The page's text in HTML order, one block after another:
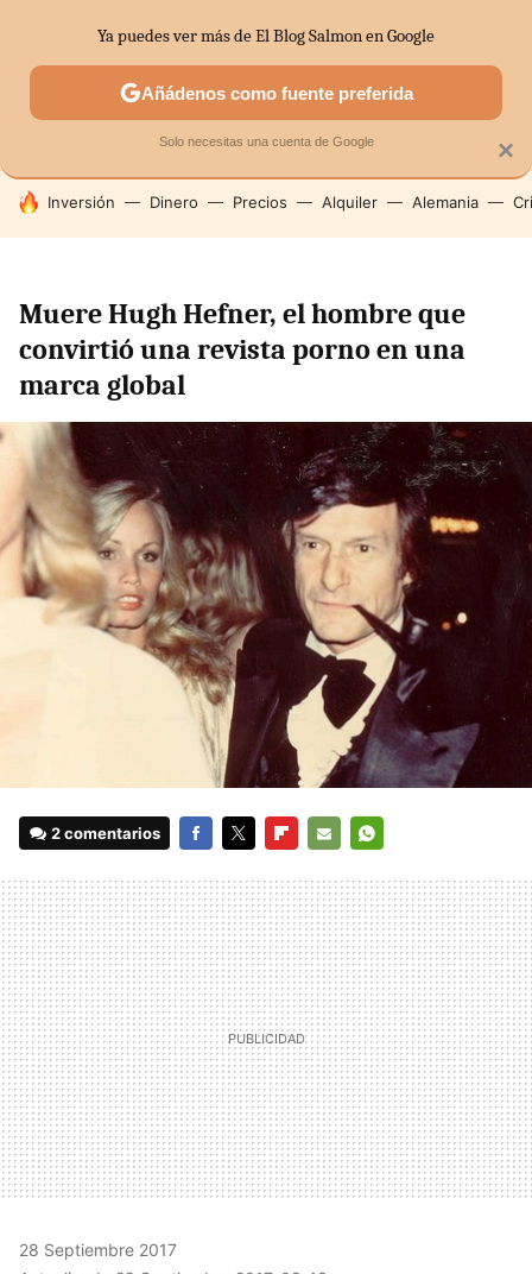
SECTORES ECONOMÍA DOMÉSTICA MERCADOS
HOY SE HABLA DE
Inversión Dinero Precios Alquiler Alemania
Muere Hugh Hefner, el hombre que
convirtió una revista porno en una
marca global
2 comentarios
MAIL
28 Septiembre 2017
×
Ya puedes ver más de El Blog Salmon en Google
Añádenos como fuente preferida
Solo necesitas una cuenta de Google